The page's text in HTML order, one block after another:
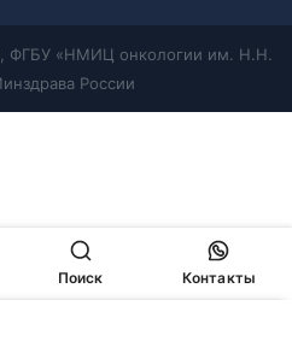
ФГБУ «НМИЦ онкологии им. Н.Н.
России
Поиск Контакты